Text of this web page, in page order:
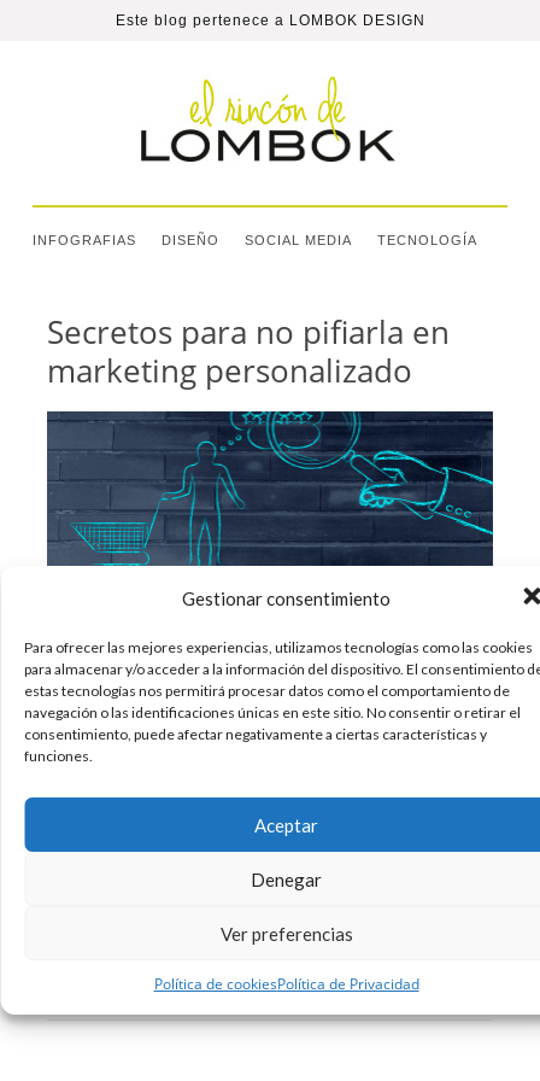
Gestionar consentimiento
Para ofrecer las mejores experiencias, utilizamos tecnologías como las cookies
para almacenar y/o acceder a la información del dispositivo. El consentimiento
estas tecnologías nos permitirá procesar datos como el comportamiento de
navegación o las identificaciones únicas en este sitio. No consentir o retirar el
consentimiento, puede afectar negativamente a ciertas características y
funciones.
Aceptar
Denegar
Ver preferencias
Política de cookiesPolítica de Privacidad
Este blog pertenece a LOMBOK DESIGN
INFOGRAFIAS DISEÑO SOCIAL MEDIA TECNOLOGÍA
Secretos para no pifiarla en
marketing personalizado
El marketing personalizado consiste en atraer a
los clientes mediante mensajes personalizados
que se adapten a sus características y
necesidades particulares. La clave está en hacer
que el cliente se sienta valorado y se sienta
especial. Ahora bien, la teoría es muy bonita,
pero ¿cómo